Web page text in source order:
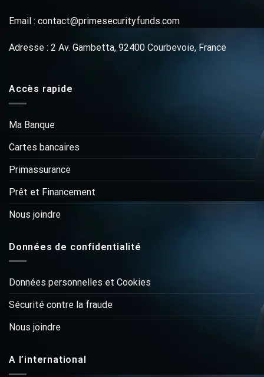
Email : contact@primesecurityfunds.com
Adresse : 2 Av. Gambetta, 92400 Courbevoie, France
Accès rapide
Ma Banque
Cartes bancaires
Primassurance
Prêt et Financement
Nous joindre
Données de confidentialité
Données personnelles et Cookies
Sécurité contre la fraude
Nous joindre
A l’international